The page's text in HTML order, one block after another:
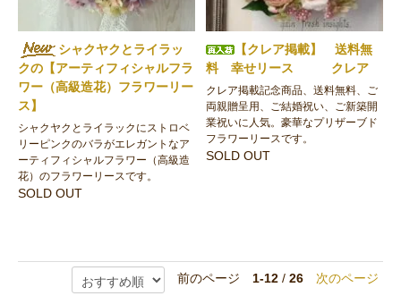
シャクヤクとライラッ
クの【アーティフィシャルフラ
ワー（高級造花）フラワーリー
ス】
シャクヤクとライラックにストロベ
リーピンクのバラがエレガントなア
ーティフィシャルフラワー（高級造
花）のフラワーリースです。
SOLD OUT
【クレア掲載】 送料無
料 幸せリース クレア
クレア掲載記念商品、送料無料、ご
両親贈呈用、ご結婚祝い、ご新築開
業祝いに人気。豪華なプリザーブド
フラワーリースです。
SOLD OUT
前のページ 1-12 / 26 次のページ